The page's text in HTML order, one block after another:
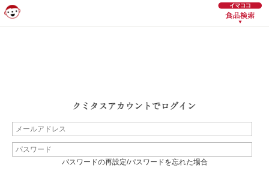
パスワードの再設定/パスワードを忘れた場合